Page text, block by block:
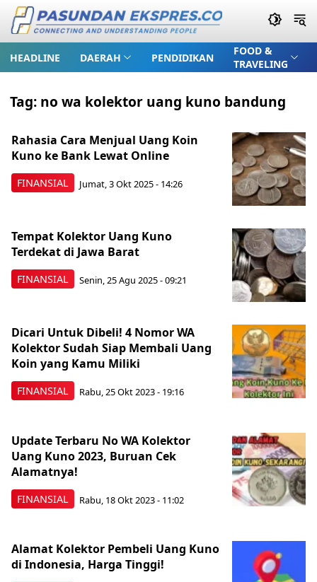
HEADLINE DAERAH PENDIDIKAN
FOOD &
TRAVELING
Tag: no wa kolektor uang kuno bandung
FINANSIAL
Rahasia Cara Menjual Uang Koin
Kuno ke Bank Lewat Online
Jumat, 3 Okt 2025 - 14:26
FINANSIAL
Tempat Kolektor Uang Kuno
Terdekat di Jawa Barat
Senin, 25 Agu 2025 - 09:21
FINANSIAL
Dicari Untuk Dibeli! 4 Nomor WA
Kolektor Sudah Siap Membali Uang
Koin yang Kamu Miliki
Rabu, 25 Okt 2023 - 19:16
FINANSIAL
Update Terbaru No WA Kolektor
Uang Kuno 2023, Buruan Cek
Alamatnya!
Rabu, 18 Okt 2023 - 11:02
Alamat Kolektor Pembeli Uang Kuno
di Indonesia, Harga Tinggi!